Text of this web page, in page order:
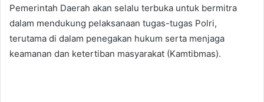
Pemerintah Daerah akan selalu terbuka untuk bermitra
dalam mendukung pelaksanaan tugas-tugas Polri,
terutama di dalam penegakan hukum serta menjaga
keamanan dan ketertiban masyarakat (Kamtibmas).